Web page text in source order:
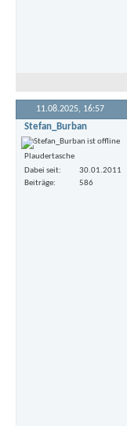
11.08.2025, 16:57
Stefan_Burban
Plaudertasche
Dabei seit
30.01.2011
Beiträge
586